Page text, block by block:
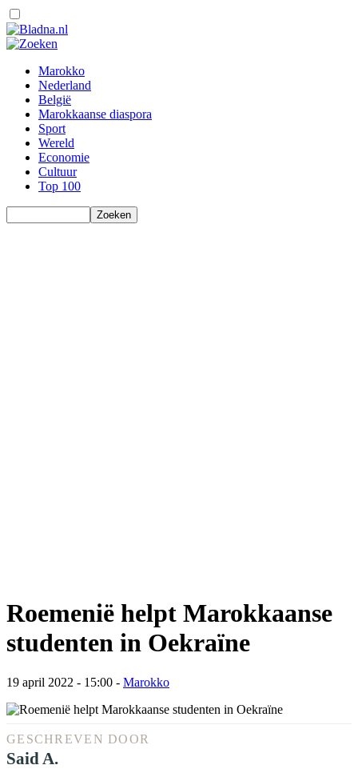
Marokko
Nederland
België
Marokkaanse diaspora
Sport
Wereld
Economie
Cultuur
Top 100
Roemenië helpt Marokkaanse
studenten in Oekraïne
19 april 2022 - 15:00 - Marokko
GESCHREVEN DOOR
Said A.